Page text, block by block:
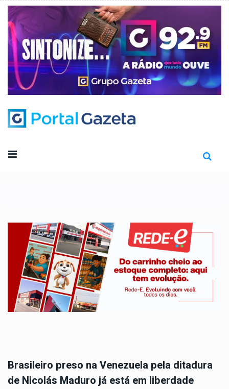
Brasileiro preso na Venezuela pela ditadura
de Nicolás Maduro já está em liberdade